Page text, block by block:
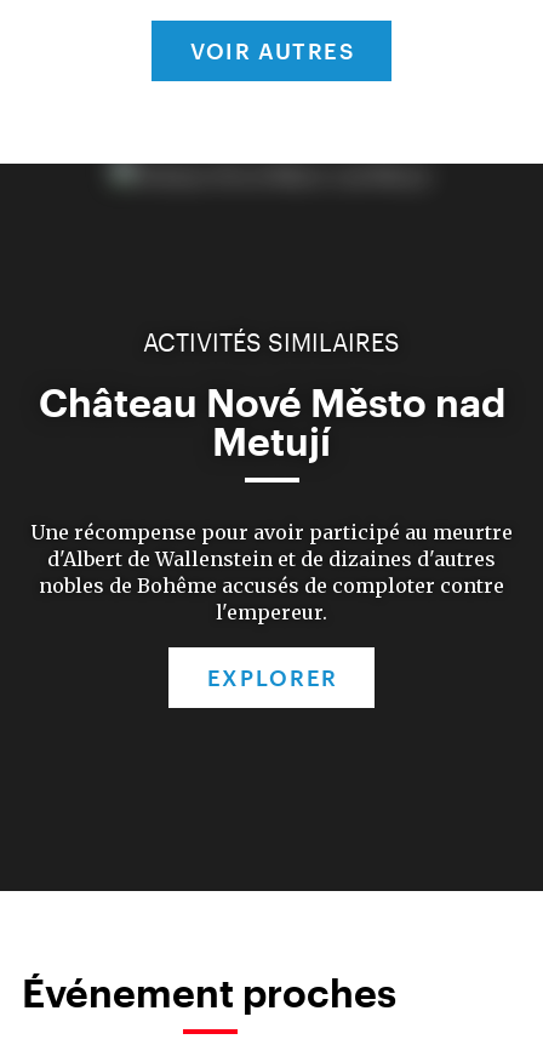
VOIR AUTRES
ACTIVITÉS SIMILAIRES
Château Nové Město nad
Metují
Une récompense pour avoir participé au meurtre
d'Albert de Wallenstein et de dizaines d'autres
nobles de Bohême accusés de comploter contre
l'empereur.
EXPLORER
Événement proches